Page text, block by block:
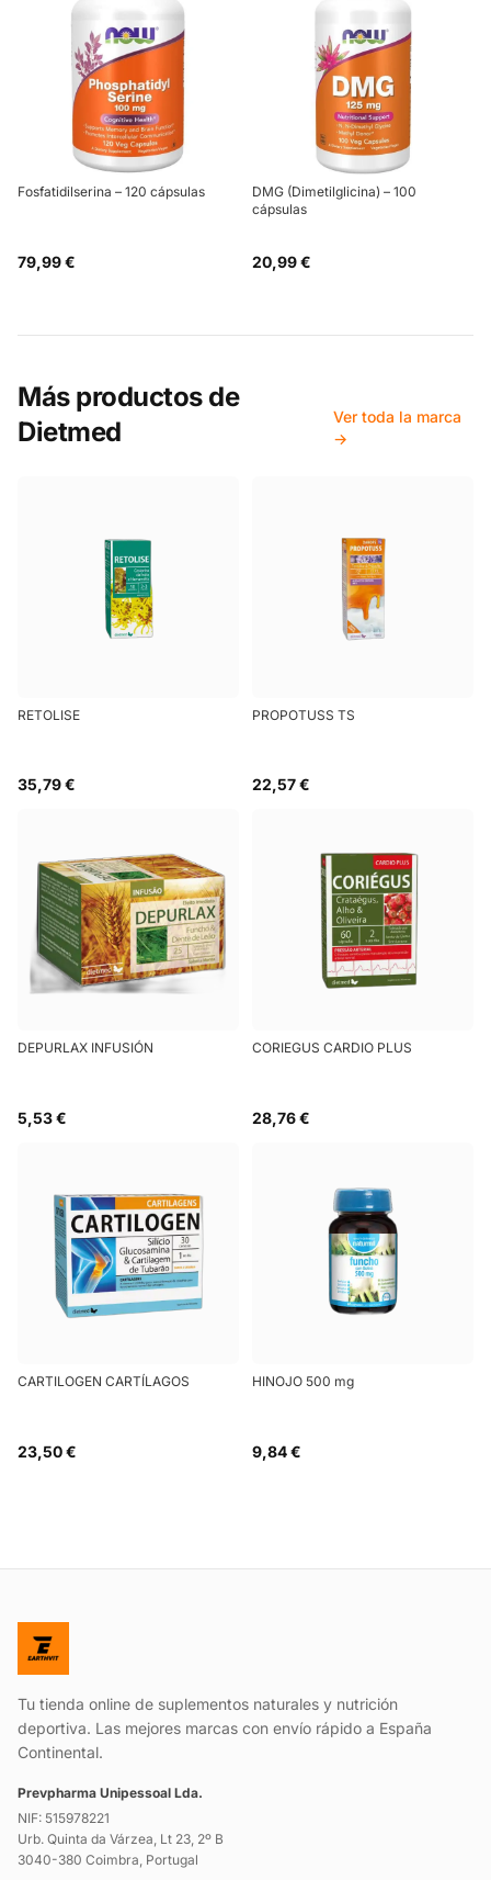
Fosfatidilserina – 120 cápsulas
79,99 €
DMG (Dimetilglicina) – 100
cápsulas
20,99 €
Más productos de
Dietmed
Ver toda la marca
→
RETOLISE
35,79 €
PROPOTUSS TS
22,57 €
DEPURLAX INFUSIÓN
5,53 €
CORIEGUS CARDIO PLUS
28,76 €
CARTILOGEN CARTÍLAGOS
23,50 €
HINOJO 500 mg
9,84 €
Tu tienda online de suplementos naturales y nutrición
deportiva. Las mejores marcas con envío rápido a España
Continental.
Prevpharma Unipessoal Lda.
NIF: 515978221
Urb. Quinta da Várzea, Lt 23, 2º B
3040-380 Coimbra, Portugal